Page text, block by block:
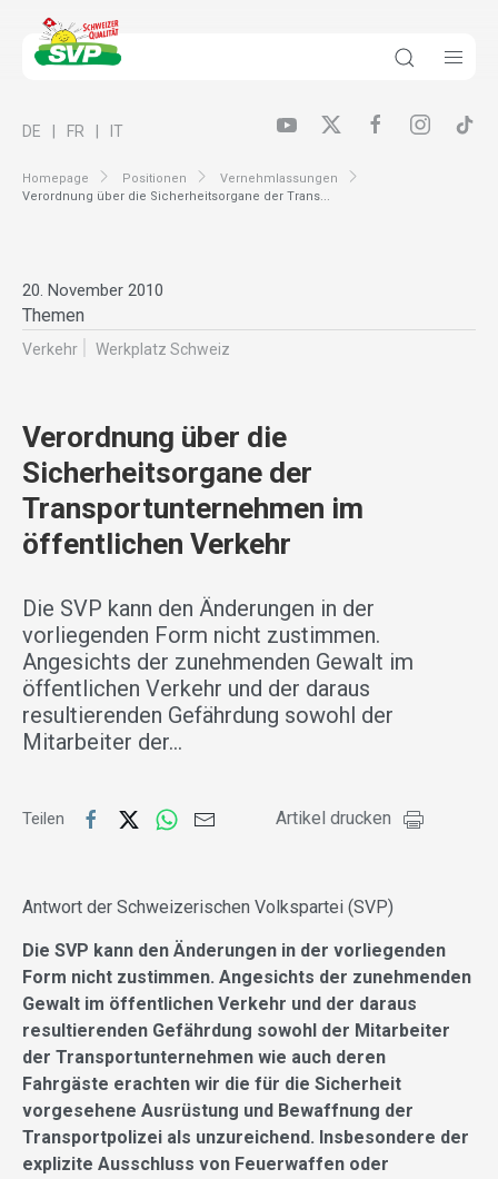
Homepage Positionen
Vernehmlassungen
Verordnung über die Sicherheitsorgane der Trans...
DE FR IT
20. November 2010
Themen
Verkehr Werkplatz Schweiz
Verordnung über die
Sicherheitsorgane der
Transportunternehmen im
öffentlichen Verkehr
Die SVP kann den Änderungen in der
vorliegenden Form nicht zustimmen.
Angesichts der zunehmenden Gewalt im
öffentlichen Verkehr und der daraus
resultierenden Gefährdung sowohl der
Mitarbeiter der…
Teilen Artikel drucken
Antwort der Schweizerischen Volkspartei (SVP)
Die SVP kann den Änderungen in der vorliegenden
Form nicht zustimmen. Angesichts der zunehmenden
Gewalt im öffentlichen Verkehr und der daraus
resultierenden Gefährdung sowohl der Mitarbeiter
der Transportunternehmen wie auch deren
Fahrgäste erachten wir die für die Sicherheit
vorgesehene Ausrüstung und Bewaffnung der
Transportpolizei als unzureichend. Insbesondere der
explizite Ausschluss von Feuerwaffen oder